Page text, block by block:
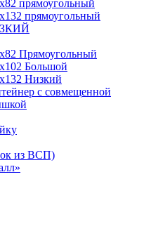
прямоугольный
прямоугольный
Прямоугольный
Большой
Низкий
с совмещенной
из ВСП)